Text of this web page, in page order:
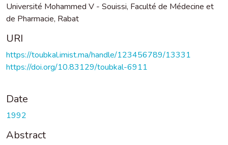
Université Mohammed V - Souissi, Faculté de Médecine et
de Pharmacie, Rabat
URI
https://toubkal.imist.ma/handle/123456789/13331
https://doi.org/10.83129/toubkal-6911
Date
1992
Abstract